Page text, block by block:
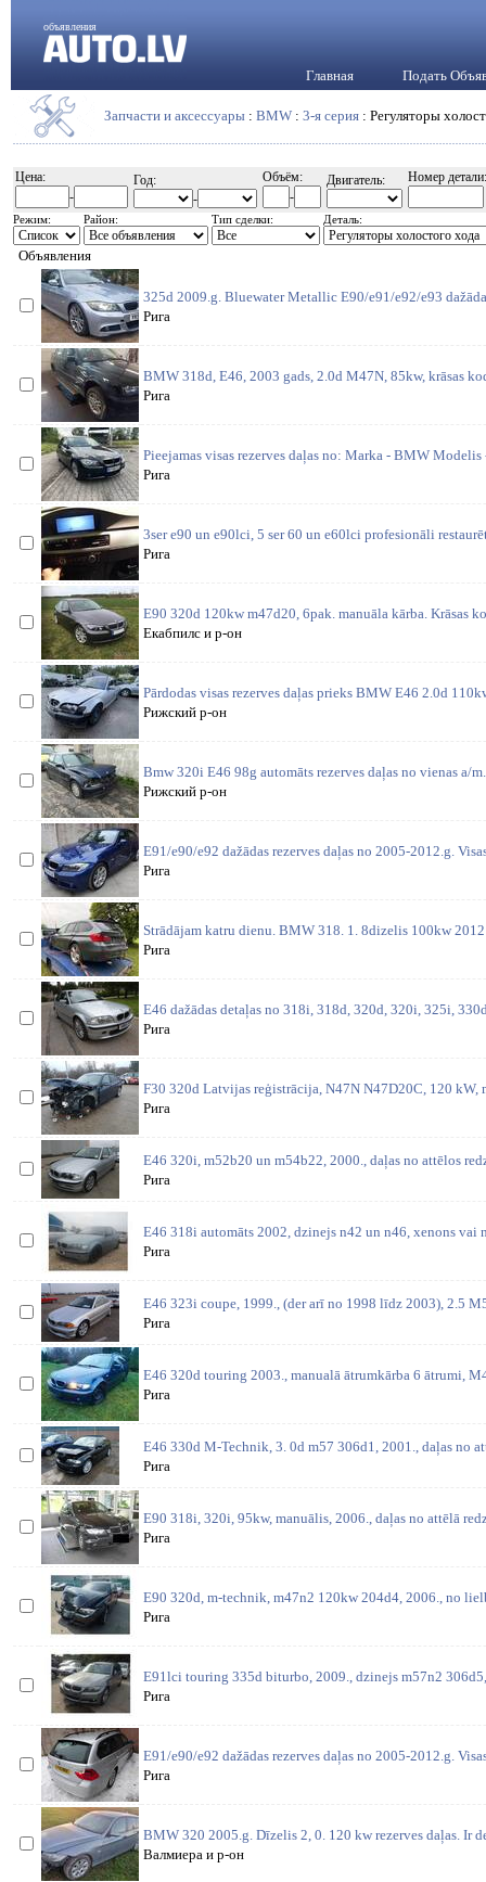
объявления
Главная Подать
Запчасти и аксессуары : BMW : 3-я серия : Регуляторы
Цена:
-
Год:
-
Объём:
-
Двигатель: Номер детали:
Режим: Район: Тип сделки: Деталь:
Объявления
325d 2009.g. Bluewater Metallic E90/e91/e92/e93
Рига
BMW 318d, E46, 2003 gads, 2.0d M47N, 85kw, krāsas
Рига
Pieejamas visas rezerves daļas no: Marka - BMW Modelis
Рига
3ser e90 un e90lci, 5 ser 60 un e60lci profesionāli
Рига
E90 320d 120kw m47d20, 6pak. manuāla kārba. Krāsas
Екабпилс и р-он
Pārdodas visas rezerves daļas prieks BMW E46 2.0d
Рижский р-он
Bmw 320i E46 98g automāts rezerves daļas no vienas a/
Рижский р-он
E91/e90/e92 dažādas rezerves daļas no 2005-2012.g.
Рига
Strādājam katru dienu. BMW 318. 1. 8dizelis 100kw
Рига
E46 dažādas detaļas no 318i, 318d, 320d, 320i, 325i,
Рига
F30 320d Latvijas reģistrācija, N47N N47D20C, 120 kW,
Рига
E46 320i, m52b20 un m54b22, 2000., daļas no attēlos
Рига
E46 318i automāts 2002, dzinejs n42 un n46, xenons vai
Рига
E46 323i coupe, 1999., (der arī no 1998 līdz 2003), 2.5
Рига
E46 320d touring 2003., manualā ātrumkārba 6 ātrumi,
Рига
E46 330d M-Technik, 3. 0d m57 306d1, 2001., daļas no
Рига
E90 318i, 320i, 95kw, manuālis, 2006., daļas no attēlā
Рига
E90 320d, m-technik, m47n2 120kw 204d4, 2006., no
Рига
E91lci touring 335d biturbo, 2009., dzinejs m57n2
Рига
E91/e90/e92 dažādas rezerves daļas no 2005-2012.g.
Рига
BMW 320 2005.g. Dīzelis 2, 0. 120 kw rezerves daļas. Ir
Валмиера и р-он